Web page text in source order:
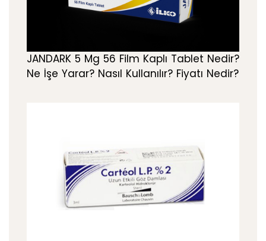
JANDARK 5 Mg 56 Film Kaplı Tablet Nedir?
Ne İşe Yarar? Nasıl Kullanılır? Fiyatı Nedir?